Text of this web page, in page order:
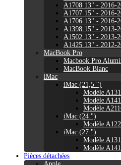
A1708 13" - 2016-
A1707 15" - 2016-
A1706 13" - 2016-
A1398 15" - 2013-
A1502 13" - 2013-
A1425 13" - 2012-
MacBook Pro
Macbook Pro
MacBook Blanc
iMac
iMac (21,5 ")
Modèle
Modèle
Modèle
iMac (24 ")
Modèle
iMac (27 ")
Modèle
Modèle
Pièces détachées